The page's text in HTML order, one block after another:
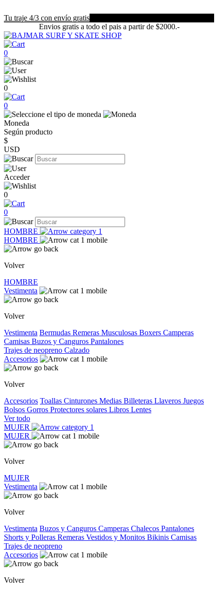
Tu traje 4/3 con envío gratis
Envios gratis a todo el pais a partir de $2000.-
0
0
0
Moneda
Según producto
$
USD
Acceder
0
0
HOMBRE
HOMBRE
Volver
HOMBRE
Vestimenta
Volver
Vestimenta Bermudas Remeras Musculosas Boxers Camperas
Camisas Buzos y Canguros Pantalones
Trajes de neopreno Calzado
Accesorios
Volver
Accesorios Toallas Cinturones Medias Billeteras Llaveros Juegos
Bolsos Gorros Protectores solares Libros Lentes
Ver todo
MUJER
MUJER
Volver
MUJER
Vestimenta
Volver
Vestimenta Buzos y Canguros Camperas Chalecos Pantalones
Shorts y Polleras Remeras Vestidos y Monitos Bikinis Camisas
Trajes de neopreno
Accesorios
Volver